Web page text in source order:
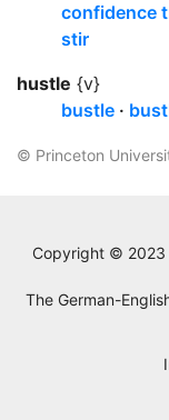
confidence
stir
hustle {v}
bustle
© Princeton
Copyright © 2023
The German-